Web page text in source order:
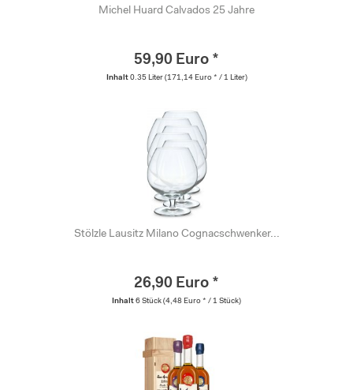
Michel Huard Calvados 25 Jahre
59,90 Euro *
Inhalt 0.35 Liter (171,14 Euro * / 1 Liter)
Stölzle Lausitz Milano Cognacschwenker...
26,90 Euro *
Inhalt 6 Stück (4,48 Euro * / 1 Stück)